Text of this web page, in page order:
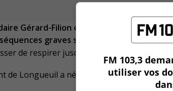
Gérard-Filion ont tenté de relever le
graves sur leur santé.
de respirer jusqu’à ce qu’il y ait perte de
de Longueuil a néanmoins confirmé ce
FM 103,3
utiliser vos